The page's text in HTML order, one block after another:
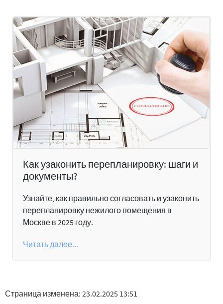
Как узаконить перепланировку: шаги и
документы?
Узнайте, как правильно согласовать и узаконить
перепланировку нежилого помещения в
Москве в 2025 году.
Читать далее...
Страница изменена: 23.02.2025 13:51